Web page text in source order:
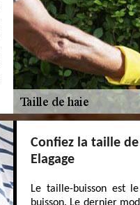
Confiez la taille
Elagage
Le taille-buisson est